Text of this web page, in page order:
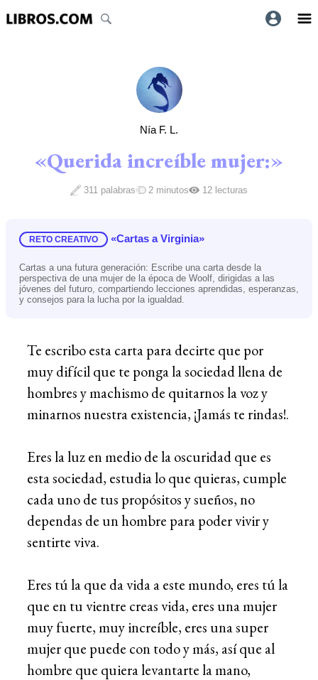
Nía F. L.
«Querida increíble mujer:»
311 palabras 2 minutos 12 lecturas
RETO CREATIVO «Cartas a Virginia»
Cartas a una futura generación: Escribe una carta desde la
perspectiva de una mujer de la época de Woolf, dirigidas a las
jóvenes del futuro, compartiendo lecciones aprendidas, esperanzas,
y consejos para la lucha por la igualdad.
Te escribo esta carta para decirte que por
muy difícil que te ponga la sociedad llena de
hombres y machismo de quitarnos la voz y
minarnos nuestra existencia, ¡Jamás te rindas!.
Eres la luz en medio de la oscuridad que es
esta sociedad, estudia lo que quieras, cumple
cada uno de tus propósitos y sueños, no
dependas de un hombre para poder vivir y
sentirte viva.
Eres tú la que da vida a este mundo, eres tú la
que en tu vientre creas vida, eres una mujer
muy fuerte, muy increíble, eres una super
mujer que puede con todo y más, así que al
hombre que quiera levantarte la mano,